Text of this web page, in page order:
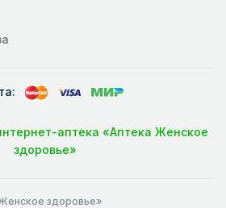
аптека «Аптека Женское
здоровье»
здоровье»